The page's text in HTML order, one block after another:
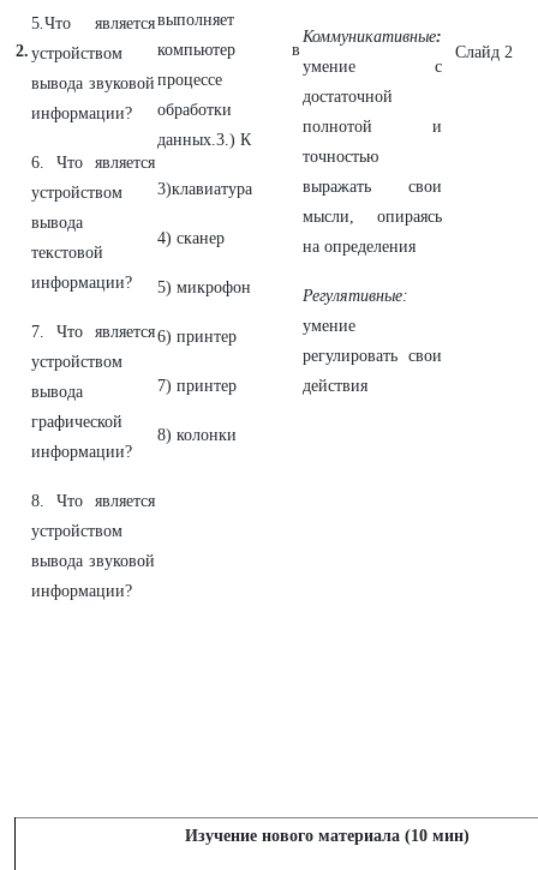
2.
5.Что является
устройством
вывода звуковой
информации?
6. Что является
устройством
вывода
текстовой
информации?
7. Что является
устройством
вывода
графической
информации?
8. Что является
устройством
вывода звуковой
информации?
выполняет
компьютер в
процессе
обработки
данных.3.) К
3)клавиатура
4) сканер
5) микрофон
6) принтер
7) принтер
8) колонки
Коммуникативные:
умение с
достаточной
полнотой и
точностью
выражать свои
мысли, опираясь
на определения
Регулятивные:
умение
регулировать свои
действия
Слайд 2
Изучение нового материала (10 мин)